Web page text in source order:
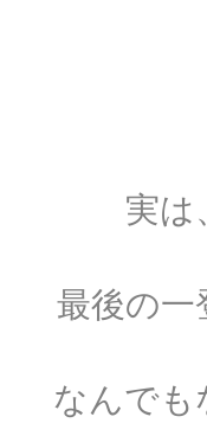
実は
最後の一
なんでも